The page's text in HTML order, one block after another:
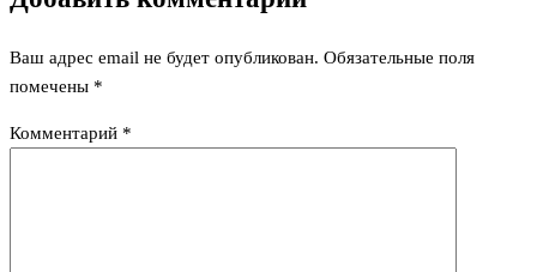
Ваш адрес email не будет опубликован. Обязательные поля
помечены *
Комментарий *